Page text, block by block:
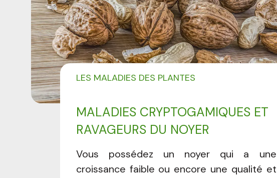
MALADIES CRYPTOGAMIQUES ET
RAVAGEURS DU NOYER
LES MALADIES DES PLANTES
Vous possédez un noyer qui a une
croissance faible ou encore une qualité et